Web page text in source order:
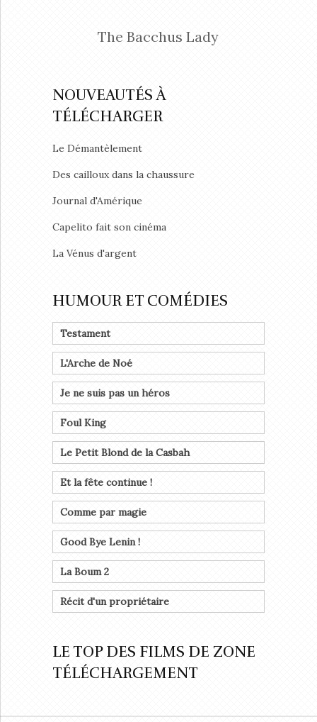
The Bacchus Lady
NOUVEAUTÉS À
TÉLÉCHARGER
Le Démantèlement
Des cailloux dans la chaussure
Journal d'Amérique
Capelito fait son cinéma
La Vénus d'argent
HUMOUR ET COMÉDIES
Testament
L'Arche de Noé
Je ne suis pas un héros
Foul King
Le Petit Blond de la Casbah
Et la fête continue !
Comme par magie
Good Bye Lenin !
La Boum 2
Récit d'un propriétaire
LE TOP DES FILMS DE ZONE
TÉLÉCHARGEMENT